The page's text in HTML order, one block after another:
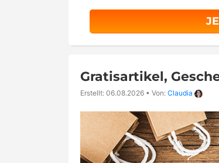
Gratisartikel,
Erstellt: 06.08.2026 • Von: Claudia